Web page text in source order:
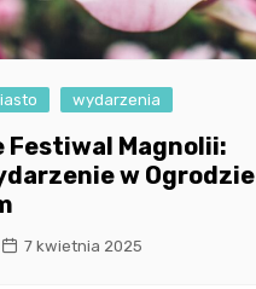
wydarzenia
Festiwal Magnolii:
w Ogrodzie
7 kwietnia 2025